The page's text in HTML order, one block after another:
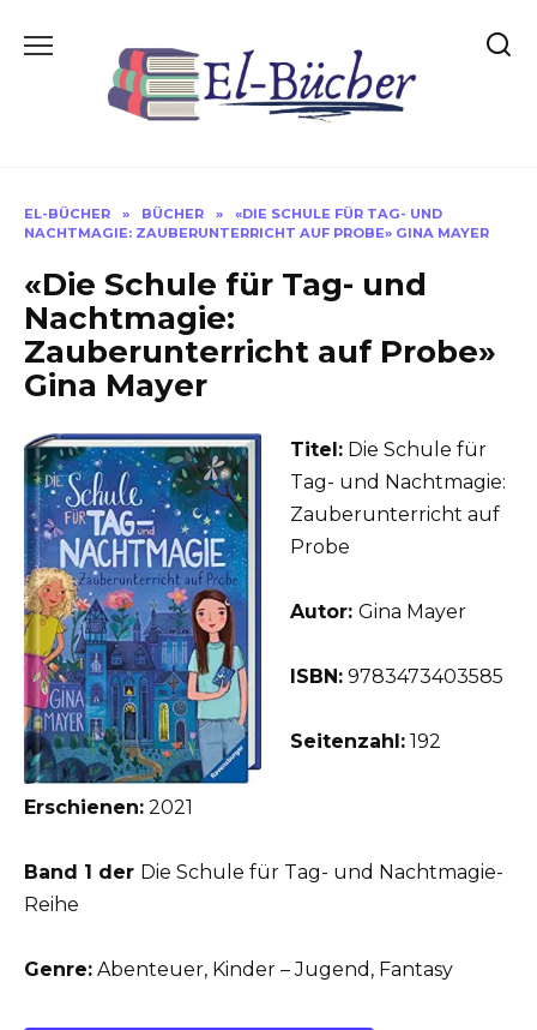
EL-BÜCHER » BÜCHER »
«DIE SCHULE FÜR TAG- UND
NACHTMAGIE: ZAUBERUNTERRICHT AUF PROBE» GINA MAYER
«Die Schule für Tag- und
Nachtmagie:
Zauberunterricht auf Probe»
Gina Mayer
Titel: Die Schule für
Tag- und Nachtmagie:
Zauberunterricht auf
Probe
Autor: Gina Mayer
ISBN: 9783473403585
Seitenzahl: 192
Erschienen: 2021
Band 1 der Die Schule für Tag- und Nachtmagie-
Reihe
Genre: Abenteuer, Kinder – Jugend, Fantasy